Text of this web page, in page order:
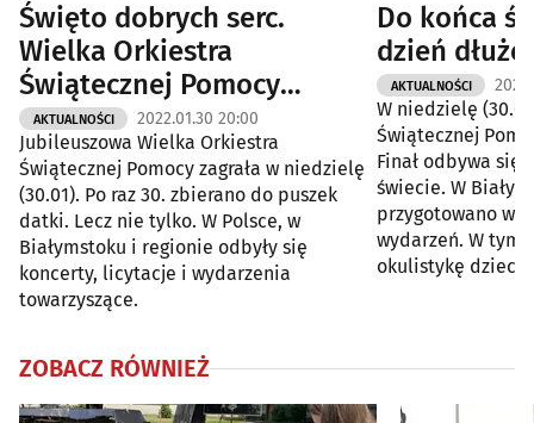
Święto dobrych serc.
Wielka Orkiestra
Świątecznej Pomocy
zagrała po raz 30.!
[ZDJĘCIA]
AKTUALNOŚCI 2022.01.30 20:00
Jubileuszowa Wielka Orkiestra
Świątecznej Pomocy zagrała w niedzielę
(30.01). Po raz 30. zbierano do puszek
datki. Lecz nie tylko. W Polsce, w
Białymstoku i regionie odbyły się
koncerty, licytacje i wydarzenia
towarzyszące.
Do końca
dzień
AKTUALNOŚCI
W niedzielę
Świątecznej
Finał odbywa się
świecie. W
przygotowano
wydarzeń. W tym
okulistykę
ZOBACZ RÓWNIEŻ